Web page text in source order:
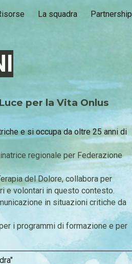
La squadra Partnership
per la Vita Onlus
e si occupa da oltre 25 anni di
regionale per Federazione
del Dolore, collabora per
e volontari in questo contesto.
in situazioni critiche da
i programmi di formazione e per